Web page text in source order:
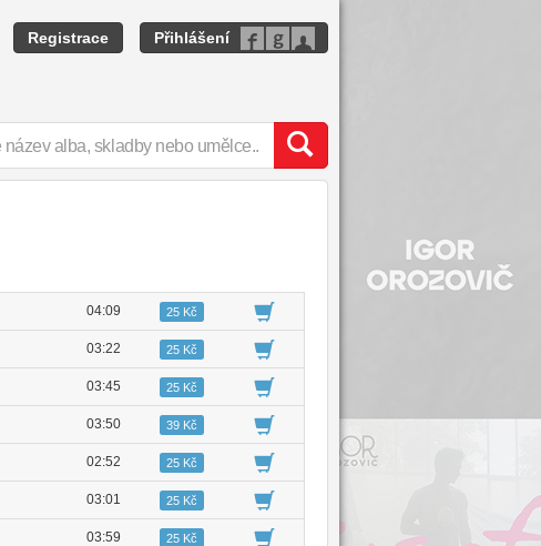
Registrace Přihlášení
04:09 25 Kč
03:22 25 Kč
03:45 25 Kč
03:50 39 Kč
02:52 25 Kč
03:01 25 Kč
03:59 25 Kč